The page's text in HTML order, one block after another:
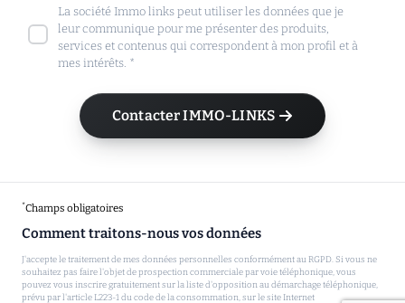
La société Immo links peut utiliser les données que je
leur communique pour me présenter des produits,
services et contenus qui correspondent à mon profil et à
mes intérêts. *
Contacter IMMO-LINKS
*Champs obligatoires
Comment traitons-nous vos données
J'accepte le traitement de mes données personnelles conformément au RGPD. Si vous ne
souhaitez pas faire l'objet de prospection commerciale par voie téléphonique, vous
pouvez vous inscrire gratuitement sur la liste d'opposition au démarchage téléphonique,
prévu par l'article L223-1 du code de la consommation, sur le site Internet